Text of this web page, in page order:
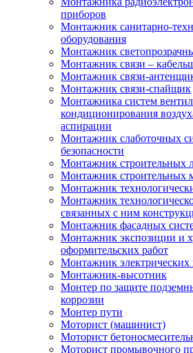
приборов
Монтажник санитарно-
оборудования
Монтажник
Монтажник связи –
Монтажник связи-
Монтажник связи-спайщик
Монтажника систем
кондиционирования
аспирации
Монтажник слаботочных
безопасности
Монтажник строительных
Монтажник строительных
Монтажник
Монтажник
связанных с ним
Монтажник фасадных
Монтажник экспозиции и
оформительских работ
Монтажник
Монтажник-высотник
Монтер по защите
коррозии
Монтер пути
Моторист (машинист)
Моторист
Моторист промывочного